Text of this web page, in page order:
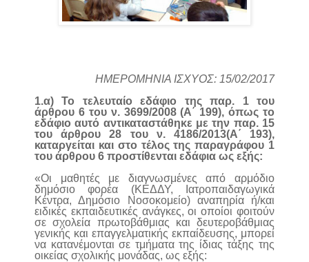
ΗΜΕΡΟΜΗΝΙΑ ΙΣΧΥΟΣ: 15/02/2017
1.α) Το τελευταίο εδάφιο της παρ. 1 του
άρθρου 6 του ν. 3699/2008 (Α΄ 199), όπως το
εδάφιο αυτό αντικαταστάθηκε με την παρ. 15
του άρθρου 28 του ν. 4186/2013(Α΄ 193),
καταργείται και στο τέλος της παραγράφου 1
του άρθρου 6 προστίθενται εδάφια ως εξής:
«Οι μαθητές με διαγνωσμένες από αρμόδιο
δημόσιο φορέα (ΚΕΔΔΥ, Ιατροπαιδαγωγικά
Κέντρα, Δημόσιο Νοσοκομείο) αναπηρία ή/και
ειδικές εκπαιδευτικές ανάγκες, οι οποίοι φοιτούν
σε σχολεία πρωτοβάθμιας και δευτεροβάθμιας
γενικής και επαγγελματικής εκπαίδευσης, μπορεί
να κατανέμονται σε τμήματα της ίδιας τάξης της
οικείας σχολικής μονάδας, ως εξής: